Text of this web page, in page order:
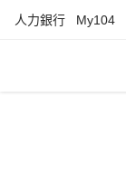
人力銀行 My104